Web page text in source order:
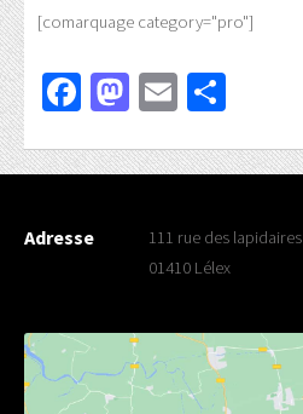
[comarquage category="pro"]
Facebook
Mastodon
Email
Adresse
111 rue des lapidaires
01410 Lélex